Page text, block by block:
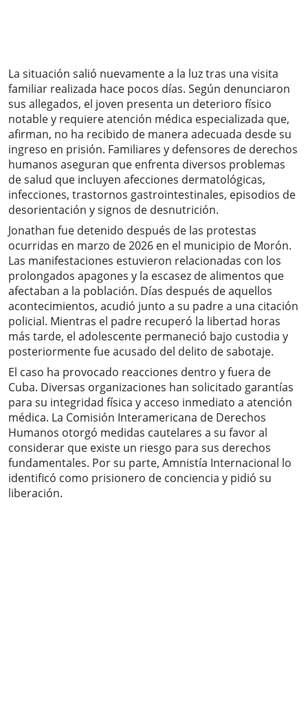
La situación salió nuevamente a la luz tras una visita
familiar realizada hace pocos días. Según denunciaron
sus allegados, el joven presenta un deterioro físico
notable y requiere atención médica especializada que,
afirman, no ha recibido de manera adecuada desde su
ingreso en prisión. Familiares y defensores de derechos
humanos aseguran que enfrenta diversos problemas
de salud que incluyen afecciones dermatológicas,
infecciones, trastornos gastrointestinales, episodios de
desorientación y signos de desnutrición.
Jonathan fue detenido después de las protestas
ocurridas en marzo de 2026 en el municipio de Morón.
Las manifestaciones estuvieron relacionadas con los
prolongados apagones y la escasez de alimentos que
afectaban a la población. Días después de aquellos
acontecimientos, acudió junto a su padre a una citación
policial. Mientras el padre recuperó la libertad horas
más tarde, el adolescente permaneció bajo custodia y
posteriormente fue acusado del delito de sabotaje.
El caso ha provocado reacciones dentro y fuera de
Cuba. Diversas organizaciones han solicitado garantías
para su integridad física y acceso inmediato a atención
médica. La Comisión Interamericana de Derechos
Humanos otorgó medidas cautelares a su favor al
considerar que existe un riesgo para sus derechos
fundamentales. Por su parte, Amnistía Internacional lo
identificó como prisionero de conciencia y pidió su
liberación.